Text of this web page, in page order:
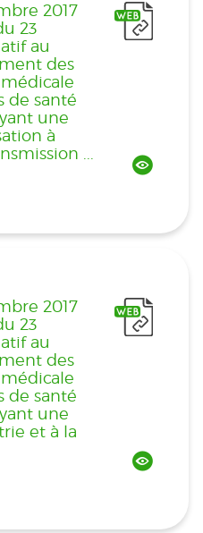
2017
23
au
des
de santé
une
à
...
2017
23
au
des
de santé
une
et à la